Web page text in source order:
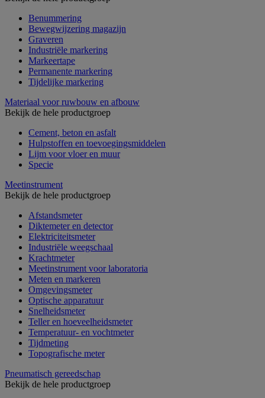
Benummering
Bewegwijzering magazijn
Graveren
Industriële markering
Markeertape
Permanente markering
Tijdelijke markering
Materiaal voor ruwbouw en afbouw
Bekijk de hele productgroep
Cement, beton en asfalt
Hulpstoffen en toevoegingsmiddelen
Lijm voor vloer en muur
Specie
Meetinstrument
Bekijk de hele productgroep
Afstandsmeter
Diktemeter en detector
Elektriciteitsmeter
Industriële weegschaal
Krachtmeter
Meetinstrument voor laboratoria
Meten en markeren
Omgevingsmeter
Optische apparatuur
Snelheidsmeter
Teller en hoeveelheidsmeter
Temperatuur- en vochtmeter
Tijdmeting
Topografische meter
Pneumatisch gereedschap
Bekijk de hele productgroep